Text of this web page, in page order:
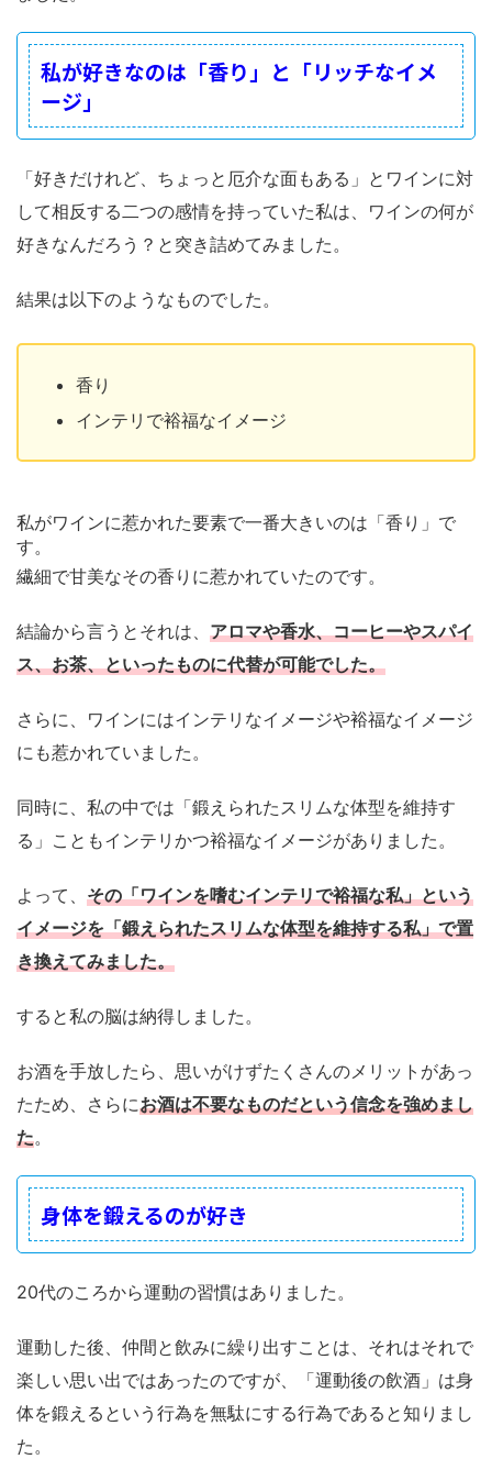
私が好きなのは「香り」と「リッチなイメ
ージ」
「好きだけれど、ちょっと厄介な面もある」とワインに対
して相反する二つの感情を持っていた私は、ワインの何が
好きなんだろう？と突き詰めてみました。
結果は以下のようなものでした。
香り
インテリで裕福なイメージ
私がワインに惹かれた要素で一番大きいのは「香り」で
す。
繊細で甘美なその香りに惹かれていたのです。
結論から言うとそれは、 アロマや香水、コーヒーやスパイ
ス、お茶、といったものに代替が可能でした。
さらに、ワインにはインテリなイメージや裕福なイメージ
にも惹かれていました。
同時に、私の中では「鍛えられたスリムな体型を維持す
る」こともインテリかつ裕福なイメージがありました。
よって、 その「ワインを嗜むインテリで裕福な私」という
イメージを「鍛えられたスリムな体型を維持する私」で置
き換えてみました。
すると私の脳は納得しました。
お酒を手放したら、思いがけずたくさんのメリットがあっ
たため、さらにお酒は不要なものだという信念を強めまし
た。
身体を鍛えるのが好き
20代のころから運動の習慣はありました。
運動した後、仲間と飲みに繰り出すことは、それはそれで
楽しい思い出ではあったのですが、「運動後の飲酒」は身
体を鍛えるという行為を無駄にする行為であると知りまし
た。